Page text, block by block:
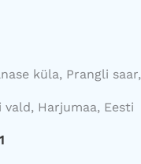
küla, Prangli saar,
vald, Harjumaa, Eesti